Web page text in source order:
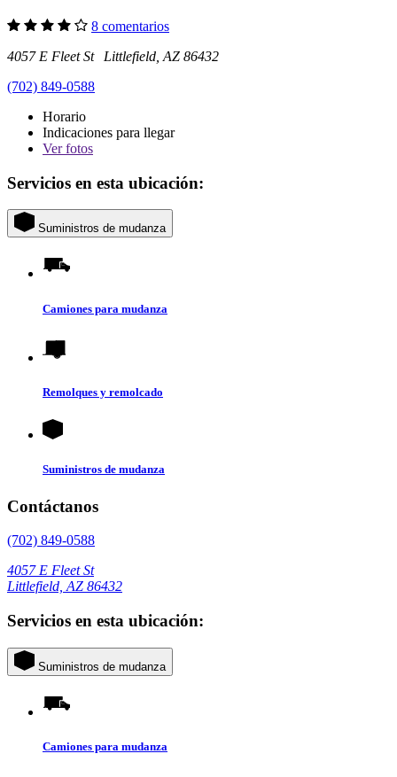
8 comentarios
4057 E Fleet St Littlefield, AZ 86432
(702) 849-0588
Horario
Indicaciones para llegar
Verfotos
Servicios en esta ubicación:
Suministros de mudanza
Camiones para mudanza
Remolques y remolcado
Suministros de mudanza
Contáctanos
(702) 849-0588
4057 E Fleet St
Littlefield, AZ 86432
Servicios en esta ubicación:
Suministros de mudanza
Camiones para mudanza